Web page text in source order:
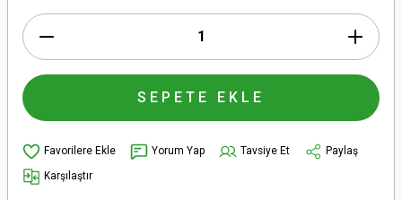
SEPETE EKLE
Yorum Yap Tavsiye Et
Paylaş
Karşılaştır